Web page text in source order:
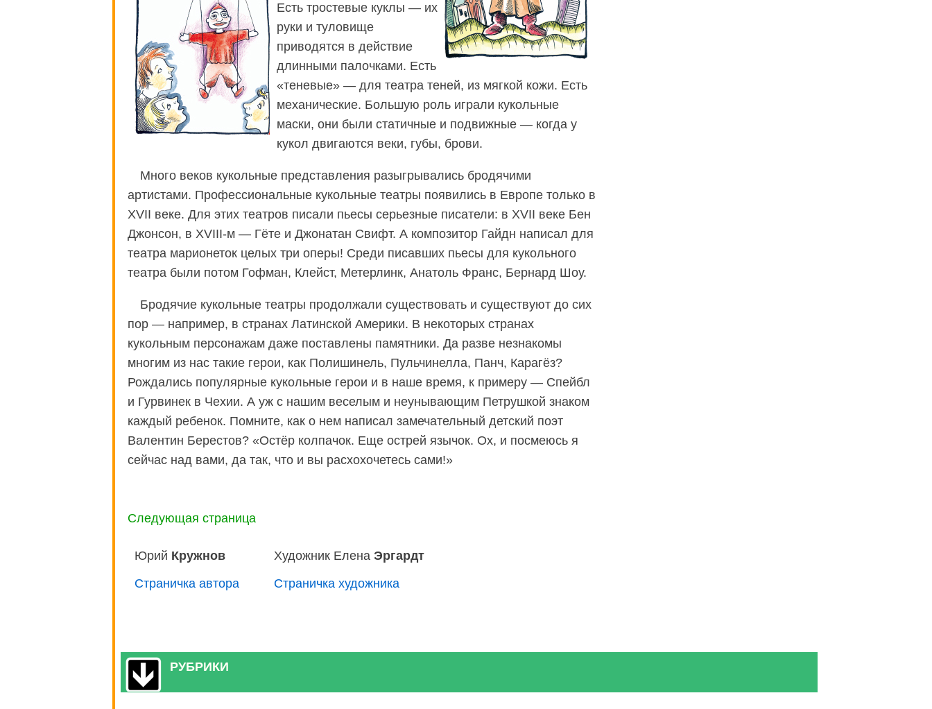
Есть тростевые куклы — их
руки и туловище
приводятся в действие
длинными палочками. Есть
«теневые» — для театра теней, из мягкой кожи. Есть
механические. Большую роль играли кукольные
маски, они были статичные и подвижные — когда у
кукол двигаются веки, губы, брови.
Много веков кукольные представления разыгрывались бродячими
артистами. Профессиональные кукольные театры появились в Европе только в
XVII веке. Для этих театров писали пьесы серьезные писатели: в XVII веке Бен
Джонсон, в XVIII-м — Гёте и Джонатан Свифт. А композитор Гайдн написал для
театра марионеток целых три оперы! Среди писавших пьесы для кукольного
театра были потом Гофман, Клейст, Метерлинк, Анатоль Франс, Бернард Шоу.
Бродячие кукольные театры продолжали существовать и существуют до сих
пор — например, в странах Латинской Америки. В некоторых странах
кукольным персонажам даже поставлены памятники. Да разве незнакомы
многим из нас такие герои, как Полишинель, Пульчинелла, Панч, Карагёз?
Рождались популярные кукольные герои и в наше время, к примеру — Спейбл
и Гурвинек в Чехии. А уж с нашим веселым и неунывающим Петрушкой знаком
каждый ребенок. Помните, как о нем написал замечательный детский поэт
Валентин Берестов? «Остёр колпачок. Еще острей язычок. Ох, и посмеюсь я
сейчас над вами, да так, что и вы расхохочетесь сами!»
Следующая страница
Юрий Кружнов Художник Елена Эргардт
Страничка автора
Страничка художника
РУБРИКИ